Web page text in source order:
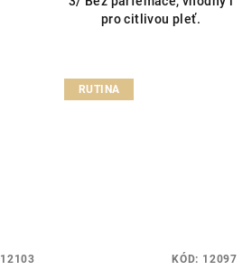
pro citlivou pleť.
12103
RUTINA
KÓD: 12097